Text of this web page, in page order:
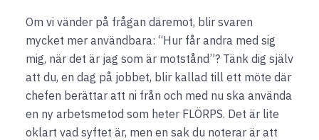
Om vi vänder på frågan däremot, blir svaren
mycket mer användbara: “Hur får andra med sig
mig, när det är jag som är motstånd”? Tänk dig själv
att du, en dag på jobbet, blir kallad till ett möte där
chefen berättar att ni från och med nu ska använda
en ny arbetsmetod som heter FLÖRPS. Det är lite
oklart vad syftet är, men en sak du noterar är att